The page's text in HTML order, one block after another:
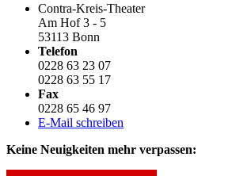
Contra-Kreis-Theater
Am Hof 3 - 5
53113 Bonn
Telefon
0228 63 23 07
0228 63 55 17
Fax
0228 65 46 97
E-Mail schreiben
Keine Neuigkeiten mehr verpassen: